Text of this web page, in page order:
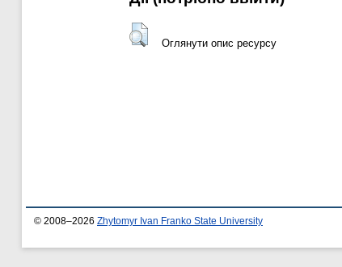
Оглянути опис ресурсу
© 2008–2026 Zhytomyr Ivan Franko State University